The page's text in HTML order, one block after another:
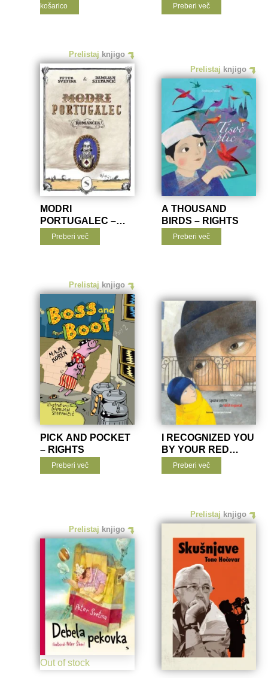
košarico Preberi več
Prelistaj knjigo
MODRI
PORTUGALEC –
RIGHTS
Preberi več
Prelistaj knjigo
A THOUSAND
BIRDS – RIGHTS
Preberi več
Prelistaj knjigo
PICK AND POCKET
– RIGHTS
Preberi več
I RECOGNIZED YOU
BY YOUR RED
SOCKS – RIGHTS
Preberi več
Prelistaj knjigo
Out of stock
Prelistaj knjigo